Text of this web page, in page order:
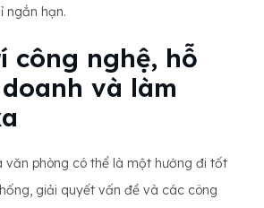
ngắn hạn.
công nghệ, hỗ
và làm
văn phòng có thể là một hướng đi tốt
giải quyết vấn đề và các công